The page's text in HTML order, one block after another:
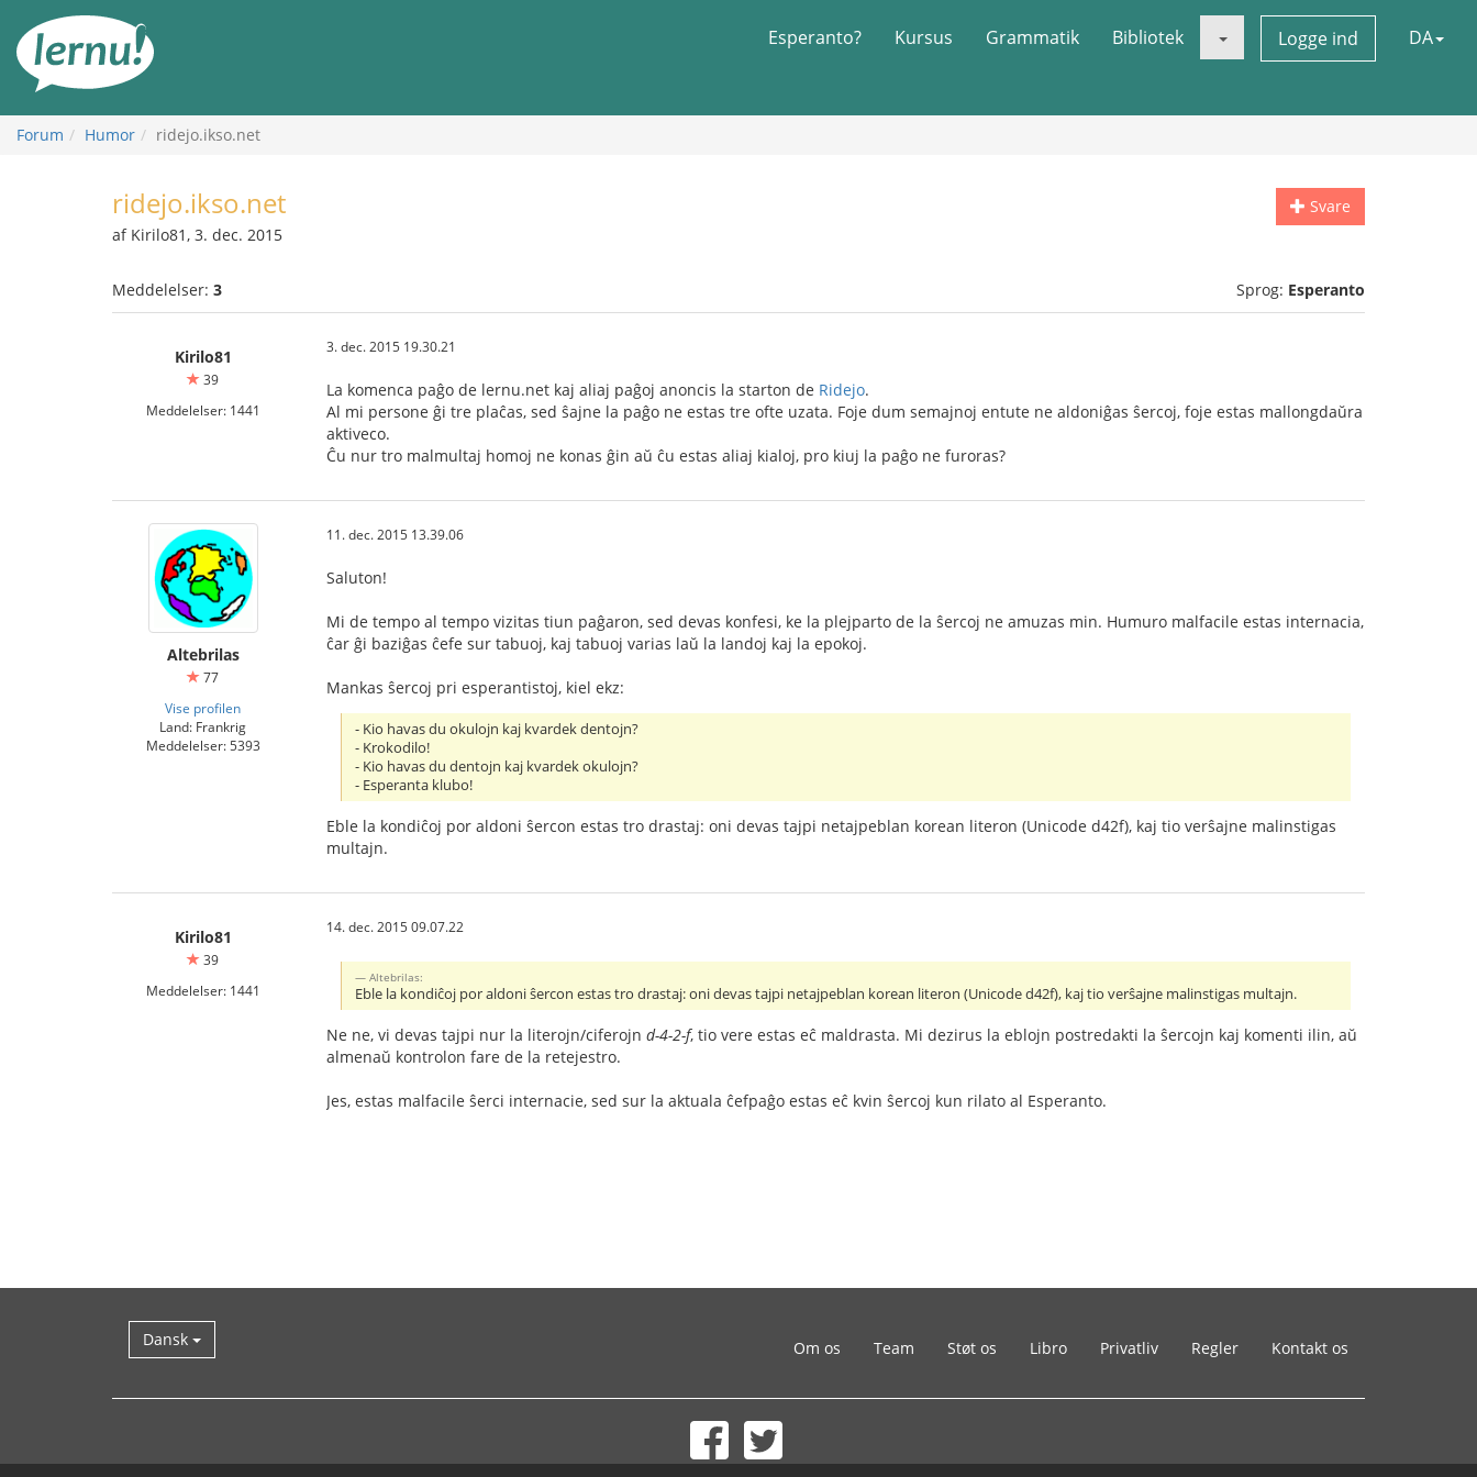
indholdet
Esperanto? Kursus Grammatik Bibliotek Logge ind DA
Forum Humor ridejo.ikso.net
Svare
ridejo.ikso.net
af Kirilo81, 3. dec. 2015
Meddelelser: 3 Sprog: Esperanto
Kirilo81
39
Meddelelser: 1441
3. dec. 2015 19.30.21
La komenca paĝo de lernu.net kaj aliaj paĝoj anoncis la starton de Ridejo.
Al mi persone ĝi tre plaĉas, sed ŝajne la paĝo ne estas tre ofte uzata. Foje dum semajnoj entute ne aldoniĝas ŝercoj, foje estas mallongdaŭra
aktiveco.
Ĉu nur tro malmultaj homoj ne konas ĝin aŭ ĉu estas aliaj kialoj, pro kiuj la paĝo ne furoras?
Altebrilas
77
Vise profilen
Land: Frankrig
Meddelelser: 5393
11. dec. 2015 13.39.06
Saluton!
Mi de tempo al tempo vizitas tiun paĝaron, sed devas konfesi, ke la plejparto de la ŝercoj ne amuzas min. Humuro malfacile estas internacia,
ĉar ĝi baziĝas ĉefe sur tabuoj, kaj tabuoj varias laŭ la landoj kaj la epokoj.
Mankas ŝercoj pri esperantistoj, kiel ekz:
- Kio havas du okulojn kaj kvardek dentojn?
- Krokodilo!
- Kio havas du dentojn kaj kvardek okulojn?
- Esperanta klubo!
Eble la kondiĉoj por aldoni ŝercon estas tro drastaj: oni devas tajpi netajpeblan korean literon (Unicode d42f), kaj tio verŝajne malinstigas
multajn.
Kirilo81
39
Meddelelser: 1441
14. dec. 2015 09.07.22
Altebrilas:
Eble la kondiĉoj por aldoni ŝercon estas tro drastaj: oni devas tajpi netajpeblan korean literon (Unicode d42f), kaj tio verŝajne malinstigas multajn.
Ne ne, vi devas tajpi nur la literojn/ciferojn d-4-2-f, tio vere estas eĉ maldrasta. Mi dezirus la eblojn postredakti la ŝercojn kaj komenti ilin, aŭ
almenaŭ kontrolon fare de la retejestro.
Jes, estas malfacile ŝerci internacie, sed sur la aktuala ĉefpaĝo estas eĉ kvin ŝercoj kun rilato al Esperanto.
Dansk Om os Team Støt os Libro Privatliv Regler Kontakt os